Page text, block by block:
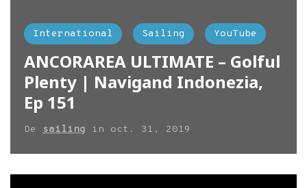
International Sailing YouTube
ANCORAREA ULTIMATE – Golful
Plenty | Navigand Indonezia,
Ep 151
De sailing in oct. 31, 2019